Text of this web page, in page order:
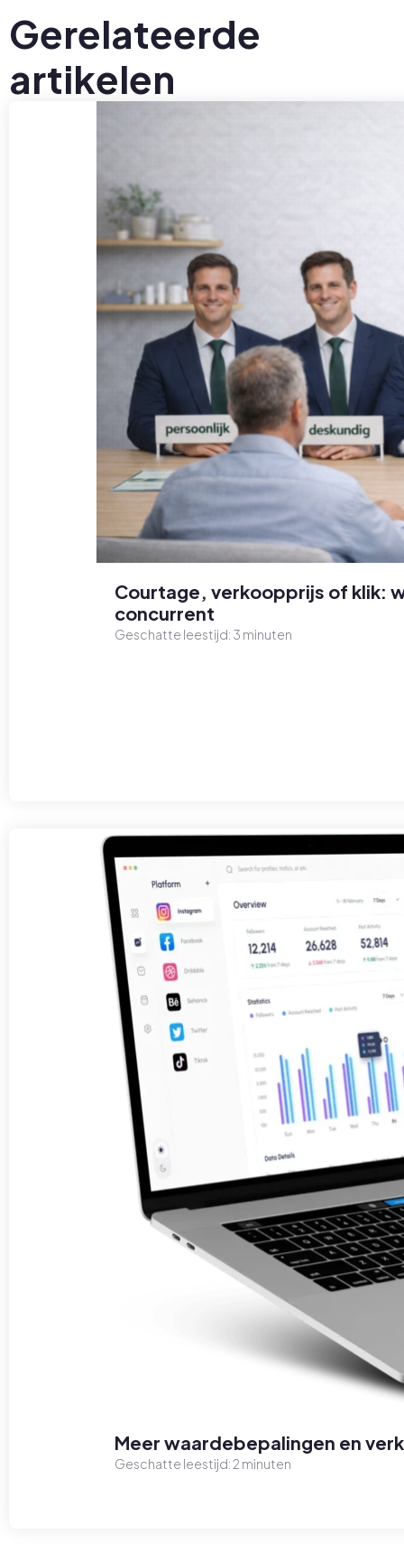
Gerelateerde
artikelen
Courtage, verkoopprijs of klik:
concurrent
Geschatte leestijd: 3 minuten
Meer waardebepalingen en
Geschatte leestijd:2 minuten